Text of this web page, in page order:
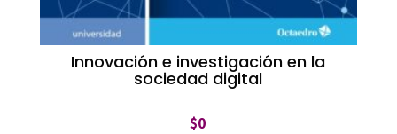
Innovación e investigación en la
sociedad digital
$0